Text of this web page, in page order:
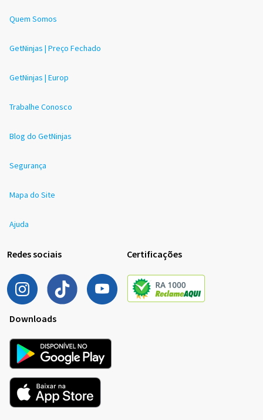
Quem Somos
GetNinjas | Preço Fechado
GetNinjas | Europ
Trabalhe Conosco
Blog do GetNinjas
Segurança
Mapa do Site
Ajuda
Redes sociais Certificações
Downloads